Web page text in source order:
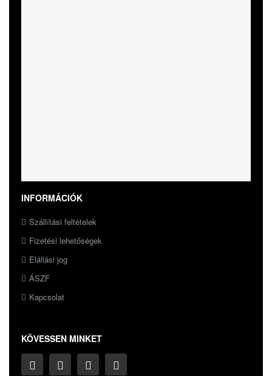
INFORMÁCIÓK
Szállítási feltételek
Fizetési lehetőségek
Elállási jog
ÁSZF
Kapcsolat
KÖVESSEN MINKET